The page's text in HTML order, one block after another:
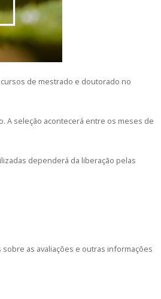
de mestrado e doutorado no
A seleção acontecerá entre os meses de
dependerá da liberação pelas
as avaliações e outras informações